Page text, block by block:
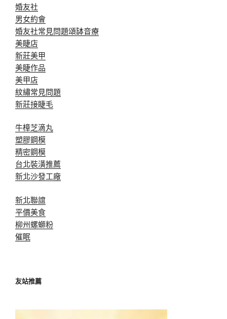
婚友社
男女約會
婚友社常見問題頌缽音療
美睫店
新莊美甲
美睫作品
美甲店
紋繡常見問題
新莊接睫毛
牛樟芝滴丸
塑膠鋼模
精密鋼模
台北裝潢推薦
新北沙發工廠
新北聯誼
平價美食
柳州螺螄粉
催眠
友站推薦